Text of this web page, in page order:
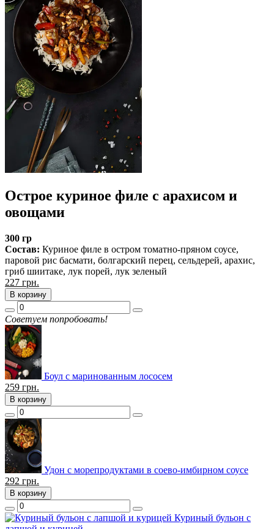
Острое куриное филе с арахисом и
овощами
300 гр
Cостав: Куриное филе в остром томатно-пряном соусе,
паровой рис басмати, болгарский перец, сельдерей, арахис,
гриб шиитаке, лук порей, лук зеленый
227 грн.
В корзину
Советуем попробовать!
Боул с маринованным лососем
259 грн.
В корзину
Удон с морепродуктами в соево-имбирном соусе
292 грн.
В корзину
Куриный бульон с